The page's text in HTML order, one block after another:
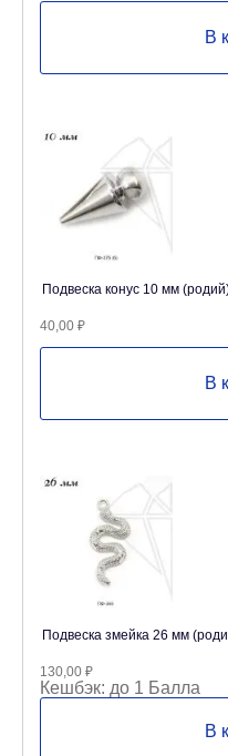
В
Подвеска конус 10 мм
40,00 ₽
В
Подвеска змейка 26 мм
130,00 ₽
Кешбэк: до 1 Балла
В